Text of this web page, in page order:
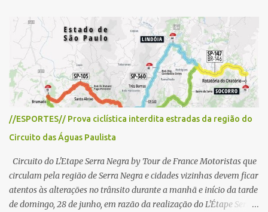
i
o
s
//ESPORTES// Prova ciclística interdita estradas da região do
Circuito das Águas Paulista
Circuito do L'Etape Serra Negra by Tour de France Motoristas que
circulam pela região de Serra Negra e cidades vizinhas devem ficar
atentos às alterações no trânsito durante a manhã e início da tarde
de domingo, 28 de junho, em razão da realização do L'Étape Serra